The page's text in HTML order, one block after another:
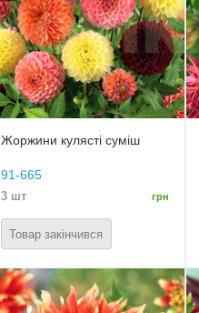
Жоржини кулясті суміш
91-665
3 шт грн
Товар закінчився